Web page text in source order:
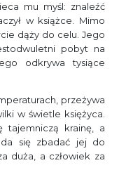
mu myśl: znaleźć
w książce. Mimo
dąży do celu. Jego
pobyt na
odkrywa tysiące
przeżywa
w świetle księżyca.
tajemniczą krainę, a
się zbadać jej do
duża, a człowiek za